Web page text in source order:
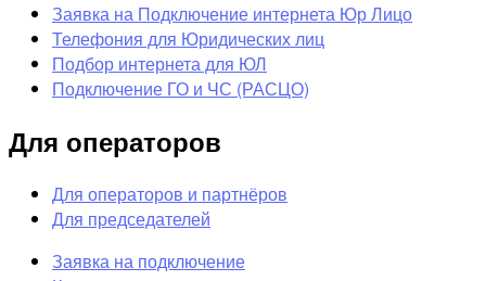
Заявка на Подключение интернета Юр Лицо
Телефония для Юридических лиц
Подбор интернета для ЮЛ
Подключение ГО и ЧС (РАСЦО)
Для операторов
Для операторов и партнёров
Для председателей
Заявка на подключение